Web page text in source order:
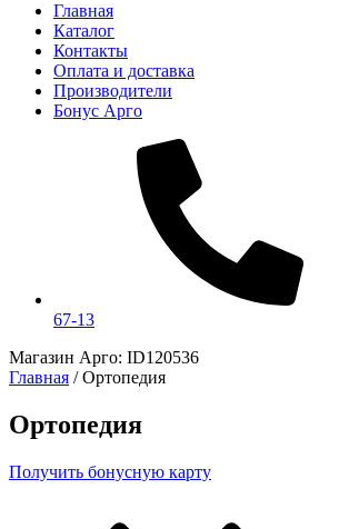
Главная
Каталог
Контакты
Оплата и доставка
Производители
Бонус Арго
67-13
Магазин Арго: ID120536
Главная / Ортопедия
Ортопедия
Получить бонусную карту